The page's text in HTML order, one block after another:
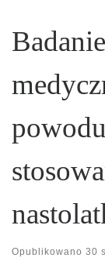
Opublikowano 30